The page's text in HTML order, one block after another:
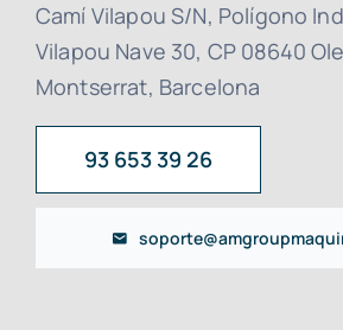
Camí Vilapou S/N, Polígono
Vilapou Nave 30, CP 08640
Montserrat, Barcelona
93 653 39 26